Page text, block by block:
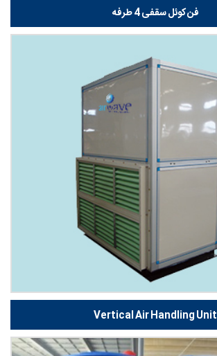
فن کوئل سقفی 4 طرفه
Vertical Air Handling Unit